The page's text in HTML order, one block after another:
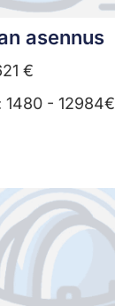
asennus
€
1480 - 12984€